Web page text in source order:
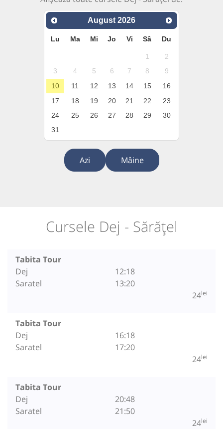
August 2026
Lu Ma Mi Jo Vi Sâ Du
1
2
3
4 5 6 7 8
9
10
11 12 13 14 15
16
17
18 19 20 21 22
23
24
25 26 27 28 29
30
31
Azi Mâine
Cursele Dej - Sărățel
Tabita Tour
Dej
Saratel
12:18
13:20
24lei
Tabita Tour
Dej
Saratel
16:18
17:20
24lei
Tabita Tour
Dej
Saratel
20:48
21:50
24lei